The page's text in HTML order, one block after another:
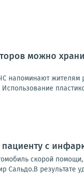
можно
напоминают
с
скорой
Сальдо.В результате